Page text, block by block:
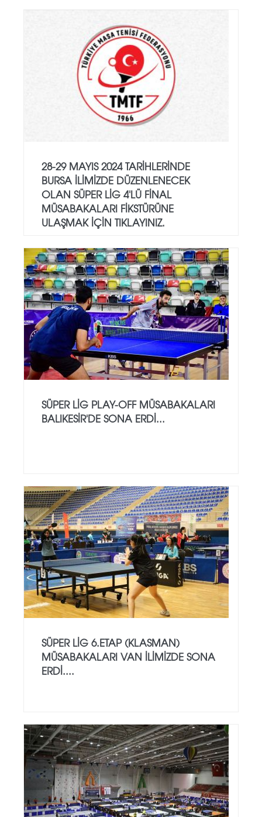
28-29 MAYIS 2024 TARIHLERINDE
BURSA ILIMIZDE DÜZENLENECEK
OLAN SÜPER LIG 4'LÜ FINAL
MÜSABAKALARI FIKSTÜRÜNE
ULAŞMAK IÇIN TIKLAYINIZ.
SÜPER LİG PLAY-OFF MÜSABAKALARI
BALIKESİR'DE SONA ERDİ...
SÜPER LİG 6.ETAP (KLASMAN)
MÜSABAKALARI VAN İLİMİZDE SONA
ERDİ....